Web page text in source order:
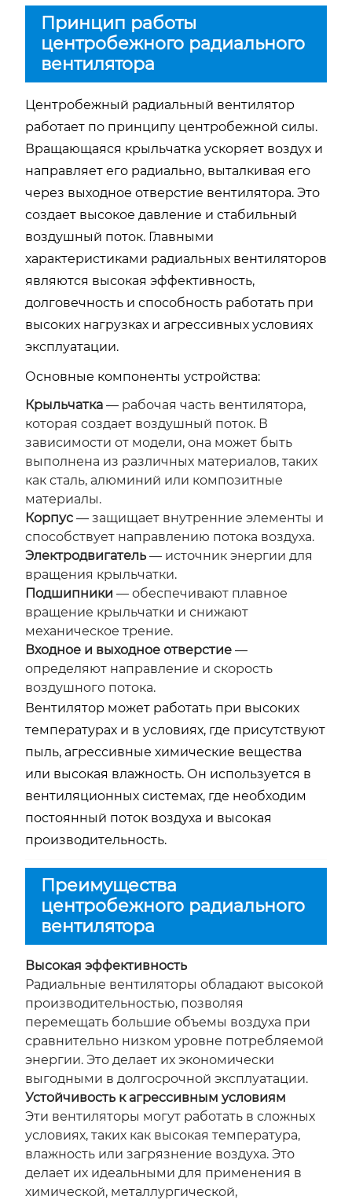
Принцип работы
центробежного радиального
вентилятора
Центробежный радиальный вентилятор
работает по принципу центробежной силы.
Вращающаяся крыльчатка ускоряет воздух и
направляет его радиально, выталкивая его
через выходное отверстие вентилятора. Это
создает высокое давление и стабильный
воздушный поток. Главными
характеристиками радиальных вентиляторов
являются высокая эффективность,
долговечность и способность работать при
высоких нагрузках и агрессивных условиях
эксплуатации.
Основные компоненты устройства:
Крыльчатка — рабочая часть вентилятора,
которая создает воздушный поток. В
зависимости от модели, она может быть
выполнена из различных материалов, таких
как сталь, алюминий или композитные
материалы.
Корпус — защищает внутренние элементы и
способствует направлению потока воздуха.
Электродвигатель — источник энергии для
вращения крыльчатки.
Подшипники — обеспечивают плавное
вращение крыльчатки и снижают
механическое трение.
Входное и выходное отверстие —
определяют направление и скорость
воздушного потока.
Вентилятор может работать при высоких
температурах и в условиях, где присутствуют
пыль, агрессивные химические вещества
или высокая влажность. Он используется в
вентиляционных системах, где необходим
постоянный поток воздуха и высокая
производительность.
Преимущества
центробежного радиального
вентилятора
Высокая эффективность
Радиальные вентиляторы обладают высокой
производительностью, позволяя
перемещать большие объемы воздуха при
сравнительно низком уровне потребляемой
энергии. Это делает их экономически
выгодными в долгосрочной эксплуатации.
Устойчивость к агрессивным условиям
Эти вентиляторы могут работать в сложных
условиях, таких как высокая температура,
влажность или загрязнение воздуха. Это
делает их идеальными для применения в
химической, металлургической,